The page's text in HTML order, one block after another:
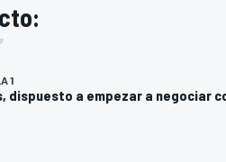
1
dispuesto a empezar a negociar